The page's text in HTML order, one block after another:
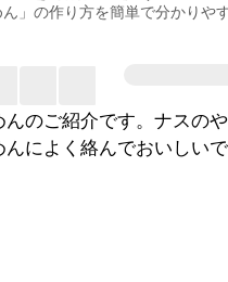
」の作り方を簡単で分かりや
のご紹介です。ナスの
によく絡んでおいしい